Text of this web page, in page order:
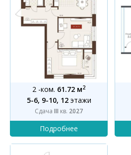
2 -ком. 61.72 м2
5-6, 9-10, 12этажи
Сдача III кв. 2027